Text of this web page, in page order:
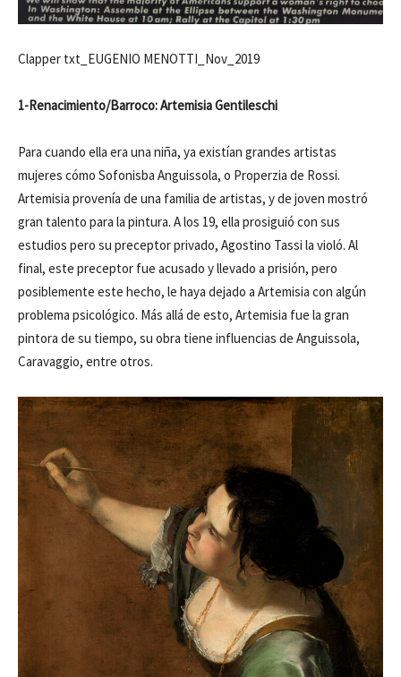
Clapper txt_EUGENIO MENOTTI_Nov_2019
1-Renacimiento/Barroco: Artemisia Gentileschi
Para cuando ella era una niña, ya existían grandes artistas
mujeres cómo Sofonisba Anguissola, o Properzia de Rossi.
Artemisia provenía de una familia de artistas, y de joven mostró
gran talento para la pintura. A los 19, ella prosiguió con sus
estudios pero su preceptor privado, Agostino Tassi la violó. Al
final, este preceptor fue acusado y llevado a prisión, pero
posiblemente este hecho, le haya dejado a Artemisia con algún
problema psicológico. Más allá de esto, Artemisia fue la gran
pintora de su tiempo, su obra tiene influencias de Anguissola,
Caravaggio, entre otros.